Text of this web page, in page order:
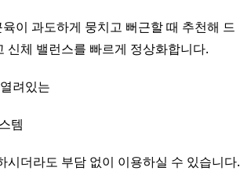
이 과도하게 뭉치고 뻐근할 때 추천해 드
신체 밸런스를 빠르게 정상화합니다.
려있는
템
더라도 부담 없이 이용하실 수 있습니다.